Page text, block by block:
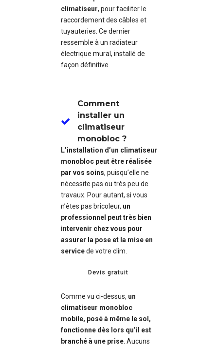
climatiseur, pour faciliter le
raccordement des câbles et
tuyauteries. Ce dernier
ressemble à un radiateur
électrique mural, installé de
façon définitive.
Comment
installer un
climatiseur
monobloc ?
L’installation d’un climatiseur
monobloc peut être réalisée
par vos soins, puisqu’elle ne
nécessite pas ou très peu de
travaux. Pour autant, si vous
n’êtes pas bricoleur, un
professionnel peut très bien
intervenir chez vous pour
assurer la pose et la mise en
servicede votre clim.
Devis gratuit
Comme vu ci-dessus, un
climatiseur monobloc
mobile, posé à même le sol,
fonctionne dès lors qu’il est
branché à une prise . Aucuns